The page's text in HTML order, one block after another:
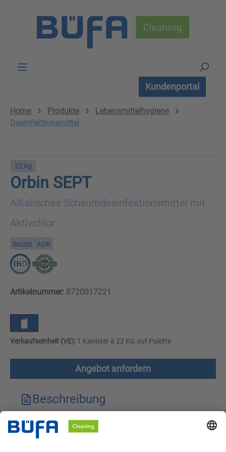
Kundenportal
Home Produkte
Lebensmittelhygiene
Desinfektionsmittel
22 kg
Orbin SEPT
Alkalisches Schaumdesinfektionsmittel mit
Aktivchlor
Biozid ADR
Artikelnummer: 8720017221
Verkaufseinheit (VE): 1 Kanister à 22 KG auf Palette
Angebot anfordern
Beschreibung
Technische Merkmale